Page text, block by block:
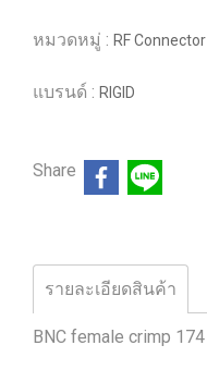
หมวดหมู่ : RF Connector
แบรนด์ : RIGID
Share
รายละเอียดสินค้า
BNC female crimp 174